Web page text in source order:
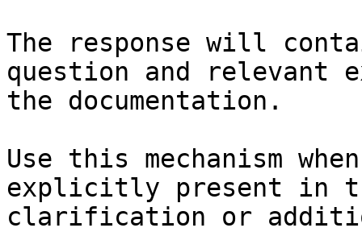
The response will
question and relevant
the documentation.
Use this mechanism
explicitly present in
clarification or